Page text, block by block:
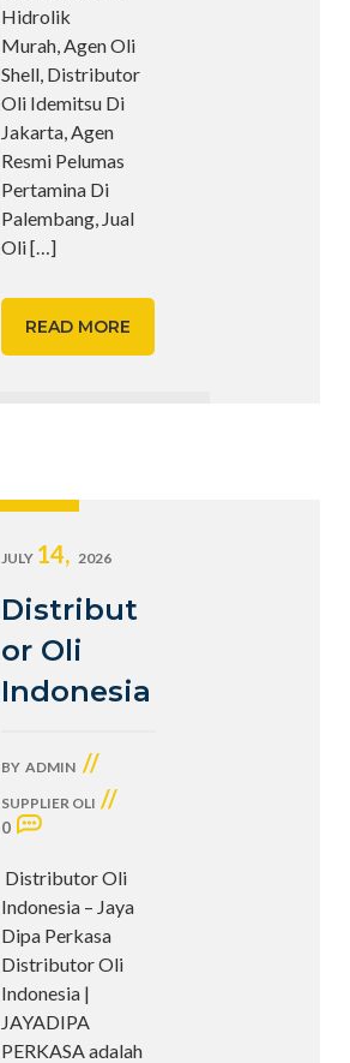
Hidrolik
Murah, Agen Oli
Shell, Distributor
Oli Idemitsu Di
Jakarta, Agen
Resmi Pelumas
Pertamina Di
Palembang, Jual
Oli[…]
READ MORE
JULY 14, 2026
Distribut
or Oli
Indonesia
BY ADMIN //
SUPPLIER OLI //
0
Distributor Oli
Indonesia – Jaya
Dipa Perkasa
Distributor Oli
Indonesia |
JAYADIPA
PERKASA adalah